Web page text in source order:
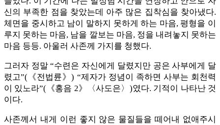
신의 부족한 점을 찾았는데 아주 많은 집착심을 찾아냈다.
체면을 중시하고 남이 말하지 못하게 하는 마음, 평형을 이
루지 못하는 마음, 남을 깔보는 마음, 정을 내려놓지 못하는
마음 등등. 아울러 사존께 가지를 청했다.
그러자 정말 “수련은 자신에게 달렸지만 공은 사부에게 달
렸고”(《전법륜》) “제자가 정념이 족하면 사부는 회천력
이 있노라”(《홍음 2》〈사도은〉)였다. 기적이 나타난 것
이다.
사존께서 내게 이런 좋지 않은 물질들을 떼어내 없애주시